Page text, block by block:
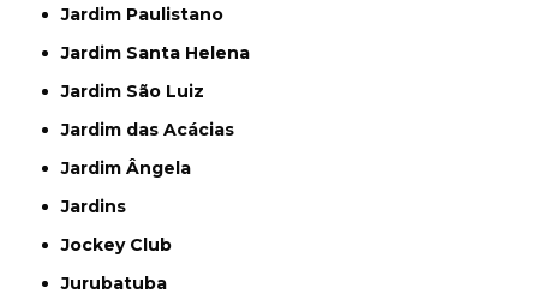
Jardim Paulistano
Jardim Santa Helena
Jardim São Luiz
Jardim das Acácias
Jardim Ângela
Jardins
Jockey Club
Jurubatuba